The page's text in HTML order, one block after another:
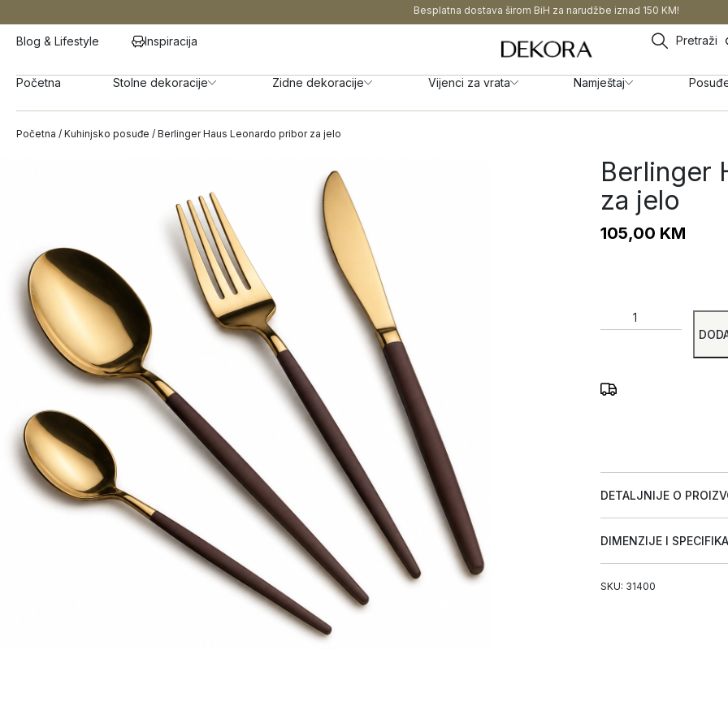
Besplatna dostava širom BiH za narudžbe iznad 150 KM!
Blog & Lifestyle Inspiracija Pretraži
Početna Stolne dekoracije Zidne dekoracije Vijenci za vrata Namještaj
Početna / Kuhinjsko posuđe / Berlinger Haus Leonardo pribor za jelo
Berlinger
za jelo
105,00 KM
DETALJNIJE O
DIMENZIJE I
SKU: 31400